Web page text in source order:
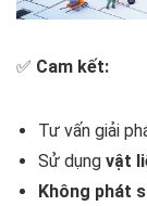
✅ Cam kết:
Tư vấn giải
Sử dụng vật
Không phát